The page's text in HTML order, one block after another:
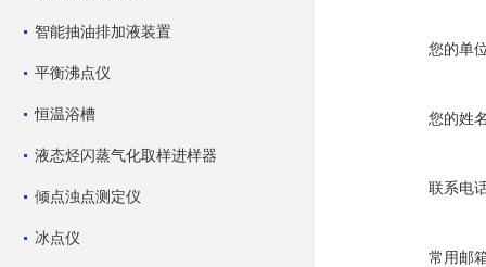
智能抽油排加液装置
平衡沸点仪
恒温浴槽
液态烃闪蒸气化取样进样器
倾点浊点测定仪
冰点仪
您的单
您的姓
联系电
常用邮